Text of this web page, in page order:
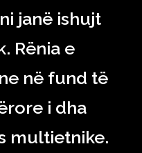
janë ishujt
Rënia e
në fund të
i dha
multietnike.